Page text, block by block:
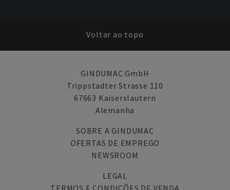
Voltar ao topo
GINDUMAC GmbH
Trippstadter Strasse 110
67663 Kaiserslautern
Alemanha
SOBRE A GINDUMAC
OFERTAS DE EMPREGO
NEWSROOM
LEGAL
TERMOS E CONDIÇÕES DE VENDA